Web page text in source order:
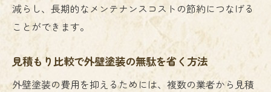
減らし、長期的なメンテナンスコストの節約につなげる
ことができます。
見積もり比較で外壁塗装の無駄を省く方法
外壁塗装の費用を抑えるためには、複数の業者から見積